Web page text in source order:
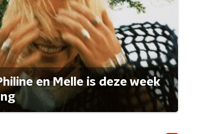
en Melle is deze week